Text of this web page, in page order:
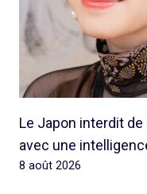
Le Japon interdit
avec une
8 août 2026